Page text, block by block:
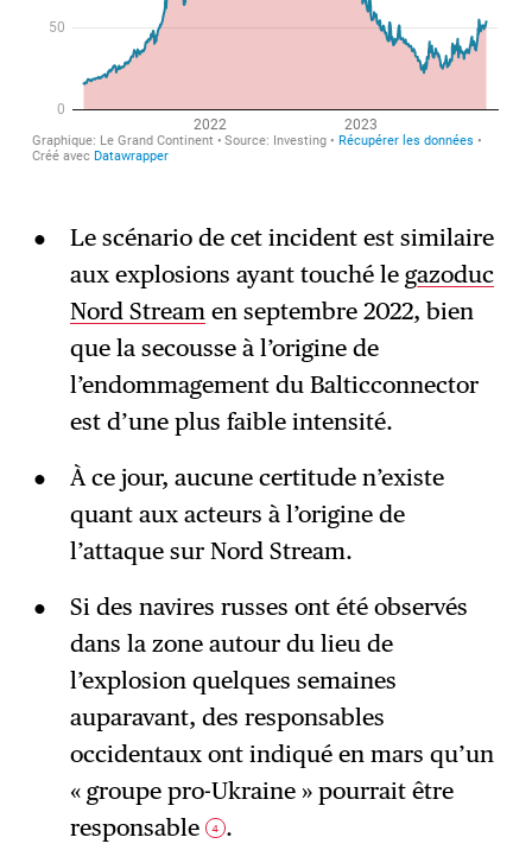
Le scénario de cet incident est similaire
aux explosions ayant touché le gazoduc
Nord Streamen septembre 2022, bien
que la secousse à l’origine de
l’endommagement du Balticconnector
est d’une plus faible intensité.
À ce jour, aucune certitude n’existe
quant aux acteurs à l’origine de
l’attaque sur Nord Stream.
Si des navires russes ont été observés
dans la zone autour du lieu de
l’explosion quelques semaines
auparavant, des responsables
occidentaux ont indiqué en mars qu’un
« groupe pro-Ukraine » pourrait être
responsable
4 .